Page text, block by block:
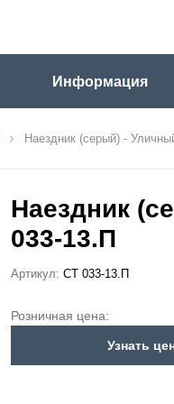
Информация
Наездник (серый) -
Наездник
033-13.П
Артикул: СТ 033-13.П
Розничная цена:
Узнать